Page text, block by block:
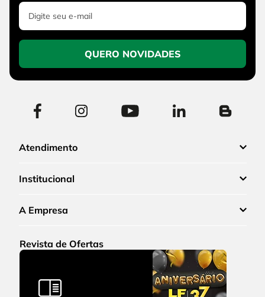
QUERO NOVIDADES
Atendimento
Institucional
A Empresa
Revista de Ofertas